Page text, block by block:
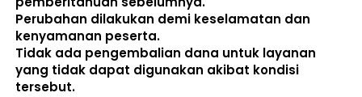
Perubahan dilakukan demi keselamatan dan
kenyamanan peserta.
Tidak ada pengembalian dana untuk layanan
yang tidak dapat digunakan akibat kondisi
tersebut.